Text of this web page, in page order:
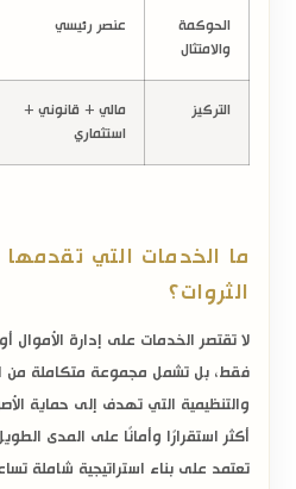
الحوكمة
والامتثال
عنصر رئيسي
التركيز
مالي + قانوني +
استثماري
ما الخدمات التي
الثروات؟
لا تقتصر الخدمات على إدارة الأموال
فقط، بل تشمل مجموعة متكاملة من
والتنظيمية التي تهدف إلى حماية
أكثر استقرارًا وأمانًا على المدى
تعتمد على بناء استراتيجية شاملة